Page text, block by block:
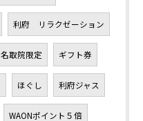
利府 リラクゼーション
名取院限定 ギフト券
ほぐし 利府ジャス
WAONポイント５倍